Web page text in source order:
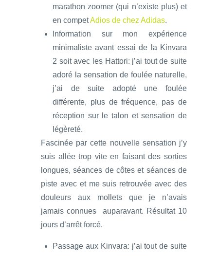
marathon zoomer (qui n’existe plus) et
en competAdios de chez Adidas.
Information sur mon expérience
minimaliste avant essai de la Kinvara
2 soit avec les Hattori: j’ai tout de suite
adoré la sensation de foulée naturelle,
j’ai de suite adopté une foulée
différente, plus de fréquence, pas de
réception sur le talon et sensation de
légèreté.
Fascinée par cette nouvelle sensation j’y
suis allée trop vite en faisant des sorties
longues, séances de côtes et séances de
piste avec et me suis retrouvée avec des
douleurs aux mollets que je n’avais
jamais connues auparavant. Résultat 10
jours d’arrêt forcé.
Passage aux Kinvara: j’ai tout de suite